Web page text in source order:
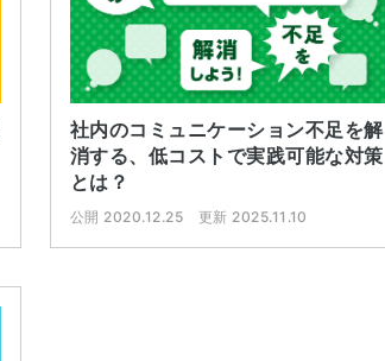
社内のコミュニケーション不足を解
消する、低コストで実践可能な対策
とは？
公開 2020.12.25 更新 2025.11.10